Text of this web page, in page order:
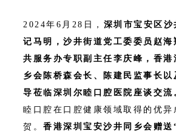
2024年6月28日， 深圳市宝安区沙
记马明，沙井街道党工委委员赵海
共服务办专职副主任李庆峰，香港
乡会陈桥森会长、陈建民监事长以
导莅临深圳尔睦口腔医院座谈交流
睦口腔在口腔健康领域取得的优异
贺。 香港深圳宝安沙井同乡会赠送